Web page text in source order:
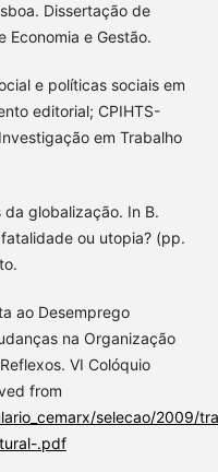
Dissertação de
Economia e Gestão.
e políticas sociais em
editorial; CPIHTS-
em Trabalho
da globalização. In B.
ou utopia? (pp.
ao Desemprego
na Organização
VI Colóquio
from
selecao/2009/
.pdf